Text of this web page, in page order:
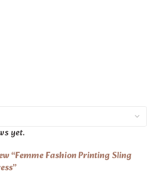
yet.
“Femme Fashion Printing Sling